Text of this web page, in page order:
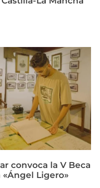
convoca la V Beca
Ligero»